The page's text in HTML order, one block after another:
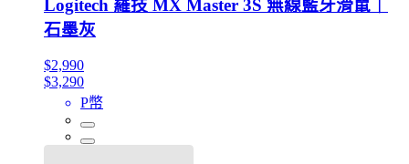
Logitech 羅技 MX Master 3S 無線藍牙滑鼠｜
石墨灰
$2,990
$3,290
P幣